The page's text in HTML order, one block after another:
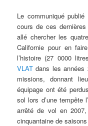
Le communiqué
cours de ces
allé chercher les
Californie pour en
l’histoire (27 0000
VLAT dans les années
missions, donnant
équipage ont été
sol lors d’une tempête
arrêté de vol en
cinquantaine de